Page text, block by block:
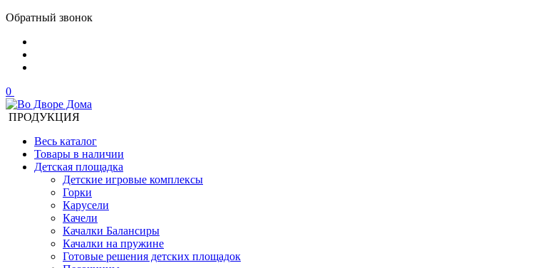
Обратный звонок
0
ПРОДУКЦИЯ
Весь каталог
Товары в наличии
Детская площадка
Детские игровые комплексы
Горки
Карусели
Качели
Качалки Балансиры
Качалки на пружине
Готовые решения детских площадок